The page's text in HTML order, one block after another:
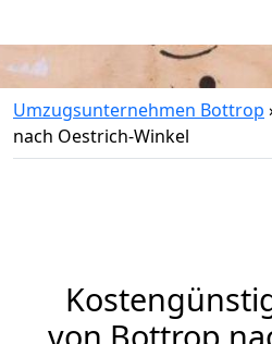
Umzugsunternehmen Bottrop
nach Oestrich-Winkel